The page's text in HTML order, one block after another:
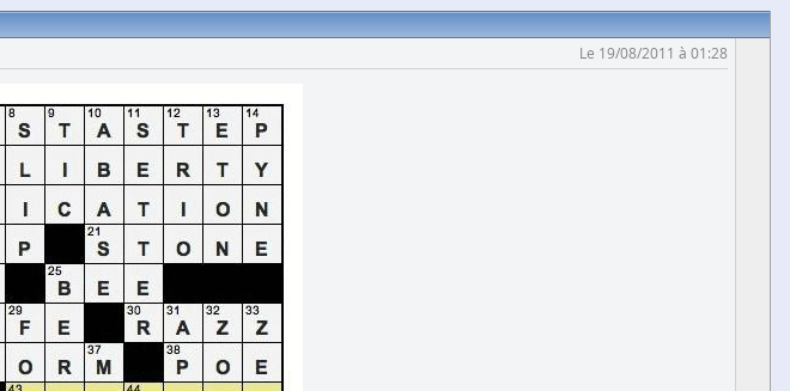
Le 19/08/2011 à 01:28